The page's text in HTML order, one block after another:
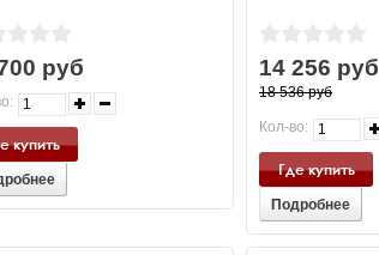
руб
купить
14 256 руб
18 536 руб
Кол-во:
Где купить
Подробнее